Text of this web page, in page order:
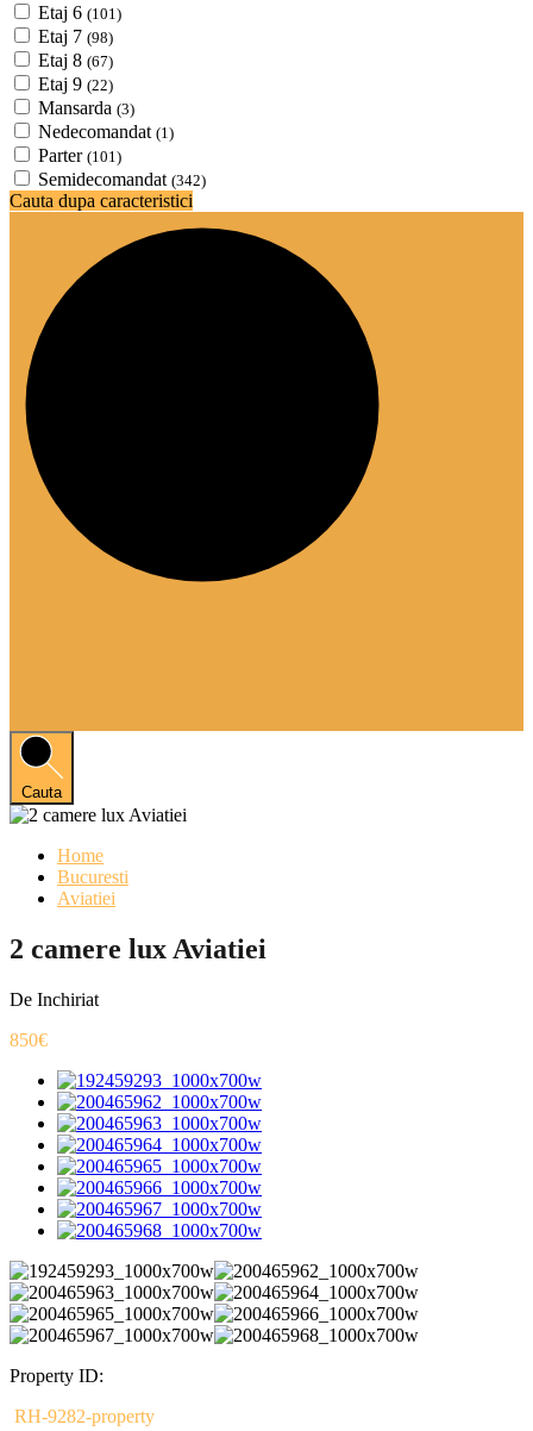
Etaj 6 (101)
Etaj 7 (98)
Etaj 8 (67)
Etaj 9 (22)
Mansarda (3)
Nedecomandat (1)
Parter (101)
Semidecomandat (342)
Cauta dupa caracteristici
Cauta
Home
Bucuresti
Aviatiei
2 camere lux Aviatiei
De Inchiriat
850€
Property ID:
RH-9282-property